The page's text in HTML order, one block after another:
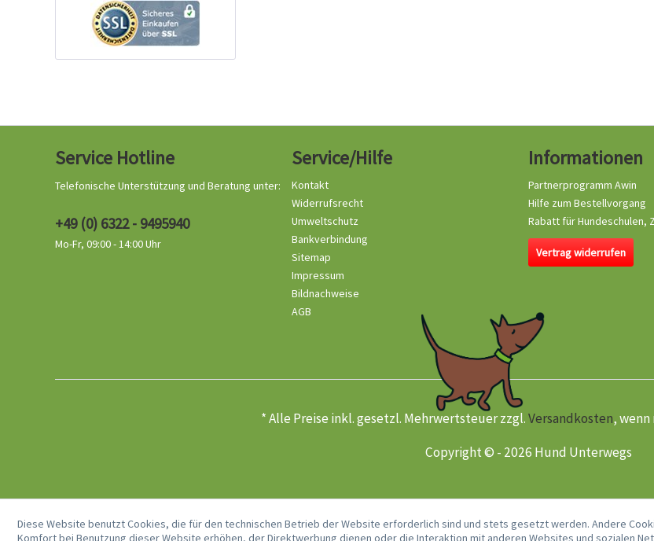
Service Hotline
Telefonische Unterstützung und Beratung unter:
+49 (0) 6322 - 9495940
Mo-Fr, 09:00 - 14:00 Uhr
Service/Hilfe
Kontakt
Widerrufsrecht
Umweltschutz
Bankverbindung
Sitemap
Impressum
Bildnachweise
AGB
Informationen
Partnerprogramm Awin
Hilfe zum Bestellvorgang
Rabatt für Hundeschulen,
Vertrag widerrufen
* Alle Preise inkl. gesetzl. Mehrwertsteuer zzgl.Versandkosten,
Copyright © - 2026 Hund Unterwegs
Diese Website benutzt Cookies, die für den technischen Betrieb der Website erforderlich sind und stets gesetzt werden. Andere
Komfort bei Benutzung dieser Website erhöhen, der Direktwerbung dienen oder die Interaktion mit anderen Websites und sozialen